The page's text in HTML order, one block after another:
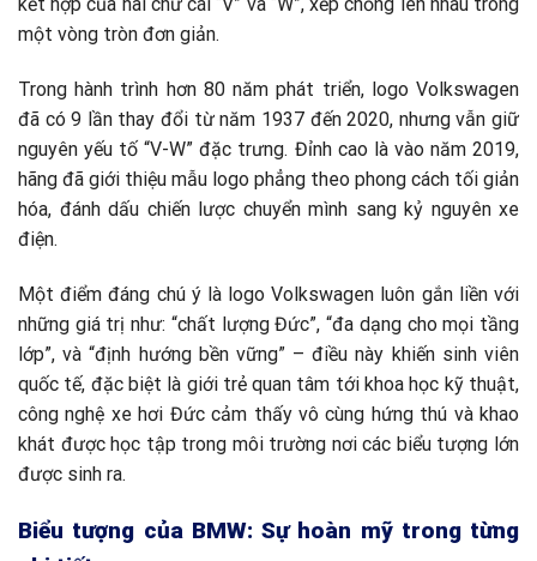
một vòng tròn đơn giản.
Trong hành trình hơn 80 năm phát triển, logo Volkswagen
đã có 9 lần thay đổi từ năm 1937 đến 2020, nhưng vẫn giữ
nguyên yếu tố “V-W” đặc trưng. Đỉnh cao là vào năm 2019,
hãng đã giới thiệu mẫu logo phẳng theo phong cách tối giản
hóa, đánh dấu chiến lược chuyển mình sang kỷ nguyên xe
điện.
Một điểm đáng chú ý là logo Volkswagen luôn gắn liền với
những giá trị như: “chất lượng Đức”, “đa dạng cho mọi tầng
lớp”, và “định hướng bền vững” – điều này khiến sinh viên
quốc tế, đặc biệt là giới trẻ quan tâm tới khoa học kỹ thuật,
công nghệ xe hơi Đức cảm thấy vô cùng hứng thú và khao
khát được học tập trong môi trường nơi các biểu tượng lớn
được sinh ra.
Biểu tượng của BMW: Sự hoàn mỹ trong từng